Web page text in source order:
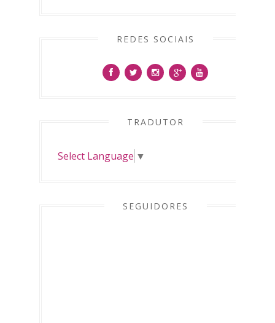
REDES SOCIAIS
TRADUTOR
Select Language ▼
SEGUIDORES